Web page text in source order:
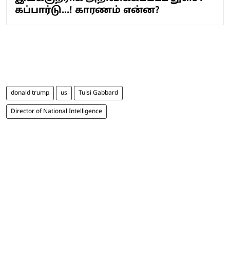
கப்பார்டு...! காரணம் என்ன?
donald trump us Tulsi Gabbard
Director of National Intelligence